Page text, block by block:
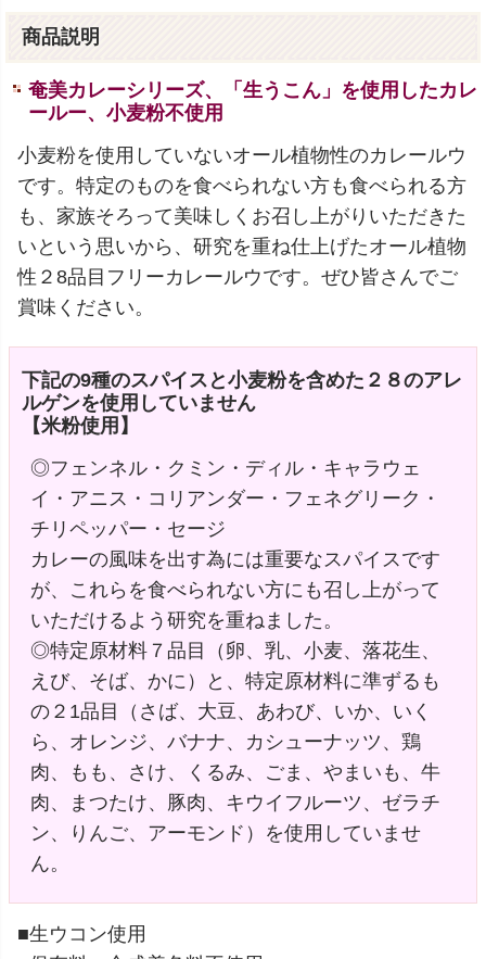
商品説明
奄美カレーシリーズ、「生うこん」を使用したカレ
ールー、小麦粉不使用
小麦粉を使用していないオール植物性のカレールウ
です。特定のものを食べられない方も食べられる方
も、家族そろって美味しくお召し上がりいただきた
いという思いから、研究を重ね仕上げたオール植物
性２8品目フリーカレールウです。ぜひ皆さんでご
賞味ください。
下記の9種のスパイスと小麦粉を含めた２８のアレ
ルゲンを使用していません
【米粉使用】
◎フェンネル・クミン・ディル・キャラウェ
イ・アニス・コリアンダー・フェネグリーク・
チリペッパー・セージ
カレーの風味を出す為には重要なスパイスです
が、これらを食べられない方にも召し上がって
いただけるよう研究を重ねました。
◎特定原材料７品目（卵、乳、小麦、落花生、
えび、そば、かに）と、特定原材料に準ずるも
の２1品目（さば、大豆、あわび、いか、いく
ら、オレンジ、バナナ、カシューナッツ、鶏
肉、もも、さけ、くるみ、ごま、やまいも、牛
肉、まつたけ、豚肉、キウイフルーツ、ゼラチ
ン、りんご、アーモンド）を使用していませ
ん。
■生ウコン使用